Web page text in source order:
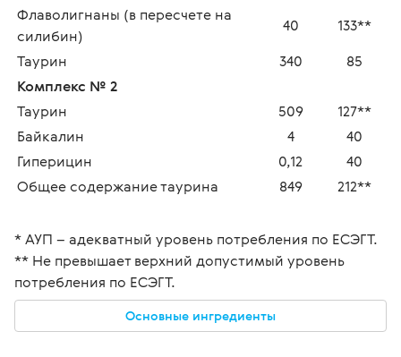
Флаволигнаны (в пересчете на
силибин)
40
133**
Таурин
340
85
Комплекс № 2
Таурин
509
127**
Байкалин
4
40
Гиперицин
0,12
40
Общее содержание таурина
849 212**
* АУП – адекватный уровень потребления по ЕСЭГТ.
** Не превышает верхний допустимый уровень
потребления по ЕСЭГТ.
Основные ингредиенты